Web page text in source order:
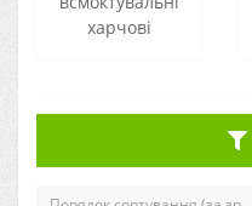
харчові